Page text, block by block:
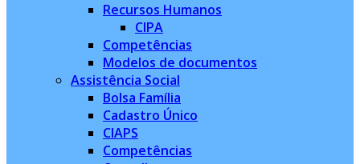
Recursos Humanos
CIPA
Competências
Modelos de documentos
Assistência Social
Bolsa Família
Cadastro Único
CIAPS
Competências